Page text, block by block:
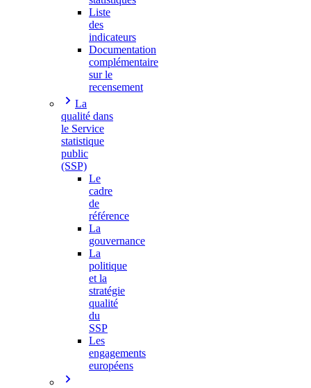
Liste
des
indicateurs
Documentation
complémentaire
sur le
recensement
La
qualité dans
le Service
statistique
public
(SSP)
Le
cadre
de
référence
La
gouvernance
La
politique
et la
stratégie
qualité
du
SSP
Les
engagements
européens